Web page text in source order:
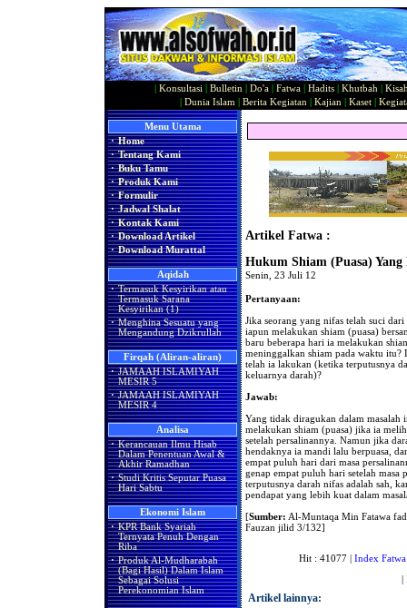
Konsultasi Bulletin Do'a Fatwa Hadits Khutbah
Dunia Islam Berita Kegiatan Kajian Kaset|
Menu Utama
· Home
· Tentang Kami
· Buku Tamu
· Produk Kami
· Formulir
· Jadwal Shalat
· Kontak Kami
· Download Artikel
· Download Murattal
Aqidah
· Termasuk Kesyirikan atau
Termasuk Sarana
Kesyirikan (1)
· Menghina Sesuatu yang
Mengandung Dzikrullah
Firqah (Aliran-aliran)
· JAMAAH ISLAMIYAH
MESIR 5
· JAMAAH ISLAMIYAH
MESIR 4
Analisa
· Kerancauan Ilmu Hisab
Dalam Penentuan Awal &
Akhir Ramadhan
· Studi Kritis Seputar Puasa
Hari Sabtu
Ekonomi Islam
· KPR Bank Syariah
Ternyata Penuh Dengan
Riba
· Produk Al-Mudharabah
(Bagi Hasil) Dalam Islam
Sebagai Solusi
Perekonomian Islam
Artikel Fatwa :
Hukum Shiam (Puasa)
Senin, 23 Juli 12
Pertanyaan:
Jika seorang yang nifas telah suci
iapun melakukan shiam (puasa)
baru beberapa hari ia melakukan
meninggalkan shiam pada waktu itu?
telah ia lakukan (ketika terputusnya
keluarnya darah)?
Jawab:
Yang tidak diragukan dalam masalah
melakukan shiam (puasa) jika ia
setelah persalinannya. Namun jika
hendaknya ia mandi lalu berpuasa,
empat puluh hari dari masa
genap empat puluh hari setelah
terputusnya darah nifas adalah sah,
pendapat yang lebih kuat dalam
[Sumber: Al-Muntaqa Min Fatawa
Fauzan jilid 3/132]
Hit : 41077 | Index Fatwa
|
Artikel lainnya: